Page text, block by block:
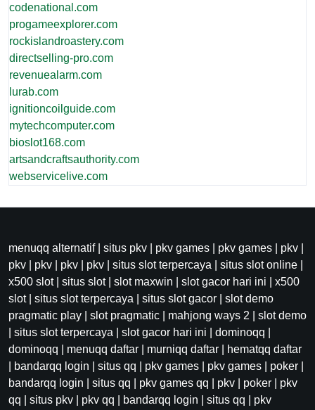
codenational.com
progameexplorer.com
rockislandroastery.com
directselling-pro.com
revenuealarm.com
lurab.com
ignitioncoilguide.com
mytechcomputer.com
bioslot168.com
artsandcraftsauthority.com
webservicelive.com
menuqq alternatif| situs pkv pkv games pkv games pkv
pkv
pkv pkv pkv situs slot terpercaya situs slot online
x500 slot| situs slot| slot maxwin slot gacor hari ini
x500
slot| situs slot terpercaya situs slot gacor
slot demo
pragmatic play
slot pragmatic mahjong ways 2
slot demo
situs slot terpercaya slot gacor hari ini dominoqq
dominoqq
menuqq daftar murniqq daftar
hematqq daftar
bandarqq login situs qq pkv games pkv games poker
bandarqq login
situs qq pkv games qq pkv poker
pkv
qq
situs pkv pkv qq bandarqq login situs qq pkv